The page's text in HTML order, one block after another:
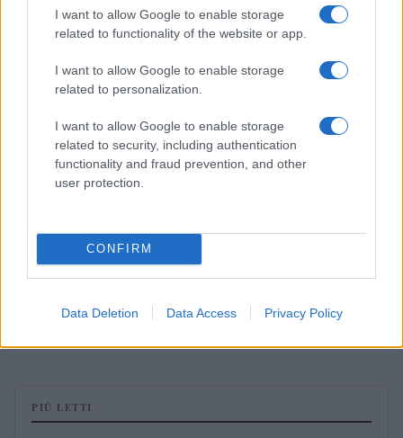
I want to allow Google to enable storage
related to functionality of the website or app.
I want to allow Google to enable storage
related to personalization.
I want to allow Google to enable storage
related to security, including authentication
functionality and fraud prevention, and other
user protection.
CONFIRM
Data Deletion Data Access Privacy Policy
Gassanoff vince a Copenhagen
PIÙ LETTI